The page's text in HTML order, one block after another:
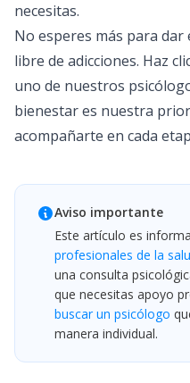
necesitas.
No esperes más para
libre de adicciones. Haz
uno de nuestros
bienestar es nuestra
acompañarte en cada
Aviso importante
Este artículo es
profesionales de la
una consulta
que necesitas apoyo
buscar un psicólogo
manera individual.